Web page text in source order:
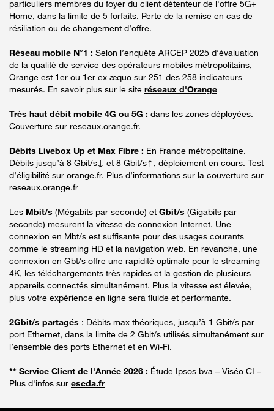
particuliers membres du foyer du client détenteur de l'offre 5G+
Home, dans la limite de 5 forfaits. Perte de la remise en cas de
résiliation ou de changement d’offre.
Réseau mobile N°1 : Selon l’enquête ARCEP 2025 d’évaluation
de la qualité de service des opérateurs mobiles métropolitains,
Orange est 1er ou 1er ex æquo sur 251 des 258 indicateurs
mesurés. En savoir plus sur le site réseaux d'Orange
Très haut débit mobile 4G ou 5G : dans les zones déployées.
Couverture sur reseaux.orange.fr.
Débits Livebox Up et Max Fibre : En France métropolitaine.
Débits jusqu’à 8 Gbit/s↓ et 8 Gbit/s↑, déploiement en cours. Test
d’éligibilité sur orange.fr. Plus d’informations sur la couverture sur
reseaux.orange.fr
Les Mbit/s (Mégabits par seconde) et Gbit/s (Gigabits par
seconde) mesurent la vitesse de connexion Internet. Une
connexion en Mbt/s est suffisante pour des usages courants
comme le streaming HD et la navigation web. En revanche, une
connexion en Gbt/s offre une rapidité optimale pour le streaming
4K, les téléchargements très rapides et la gestion de plusieurs
appareils connectés simultanément. Plus la vitesse est élevée,
plus votre expérience en ligne sera fluide et performante.
2Gbit/s partagés : Débits max théoriques, jusqu’à 1 Gbit/s par
port Ethernet, dans la limite de 2 Gbit/s utilisés simultanément sur
l’ensemble des ports Ethernet et en Wi-Fi.
** Service Client de l'Année 2026 : Étude Ipsos bva – Viséo CI –
Plus d'infos sur escda.fr